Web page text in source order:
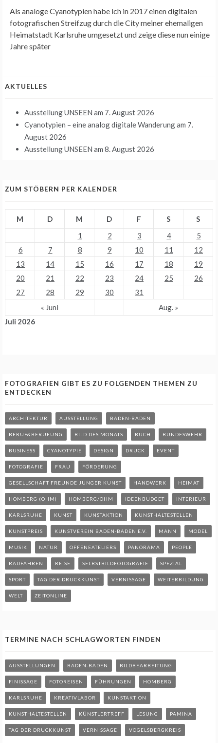
Als analoge Cyanotypien habe ich in 2017 einen digitalen
fotografischen Streifzug durch die City meiner ehemaligen
Heimatstadt Karlsruhe umgesetzt und zeige diese nun einige
Jahre später
AKTUELLES
Ausstellung UNSEEN am 7. August 2026
Cyanotypien – eine analog digitale Wanderungam 7.
August 2026
Ausstellung UNSEEN am 8. August 2026
ZUM STÖBERN PER KALENDER
Juli 2026
M D M D F S
S
1
2 3 4
5
6
7 8 9 10 11
12
13
14 15 16 17 18
19
20
21 22 23 24 25
26
27
28 29 30
31
« Juni
Aug. »
FOTOGRAFIEN GIBT ES ZU FOLGENDEN THEMEN ZU
ENTDECKEN
ARCHITEKTUR AUSSTELLUNG BADEN-BADEN
BERUF&BERUFUNG BILD DES MONATS BUCH BUNDESWEHR
BUSINESS CYANOTYPIE DESIGN DRUCK EVENT
FOTOGRAFIE FRAU FÖRDERUNG
GESELLSCHAFT FREUNDE JUNGER KUNST HANDWERK HEIMAT
HOMBERG (OHM) HOMBERG/OHM IDEENBUDGET INTERIEUR
KARLSRUHE KUNST KUNSTAKTION KUNSTHALTESTELLEN
KUNSTPREIS KUNSTVEREIN BADEN-BADEN E.V. MANN MODEL
MUSIK NATUR OFFENEATELIERS PANORAMA PEOPLE
RADFAHREN REISE SELBSTBILDFOTOGRAFIE SPEZIAL
SPORT TAG DER DRUCKKUNST VERNISSAGE WEITERBILDUNG
WELT ZEITONLINE
TERMINE NACH SCHLAGWORTEN FINDEN
AUSSTELLUNGEN BADEN-BADEN BILDBEARBEITUNG
FINISSAGE FOTOREISEN FÜHRUNGEN HOMBERG
KARLSRUHE KREATIVLABOR KUNSTAKTION
KUNSTHALTESTELLEN KÜNSTLERTREFF LESUNG PAMINA
TAG DER DRUCKKUNST VERNISSAGE VOGELSBERGKREIS